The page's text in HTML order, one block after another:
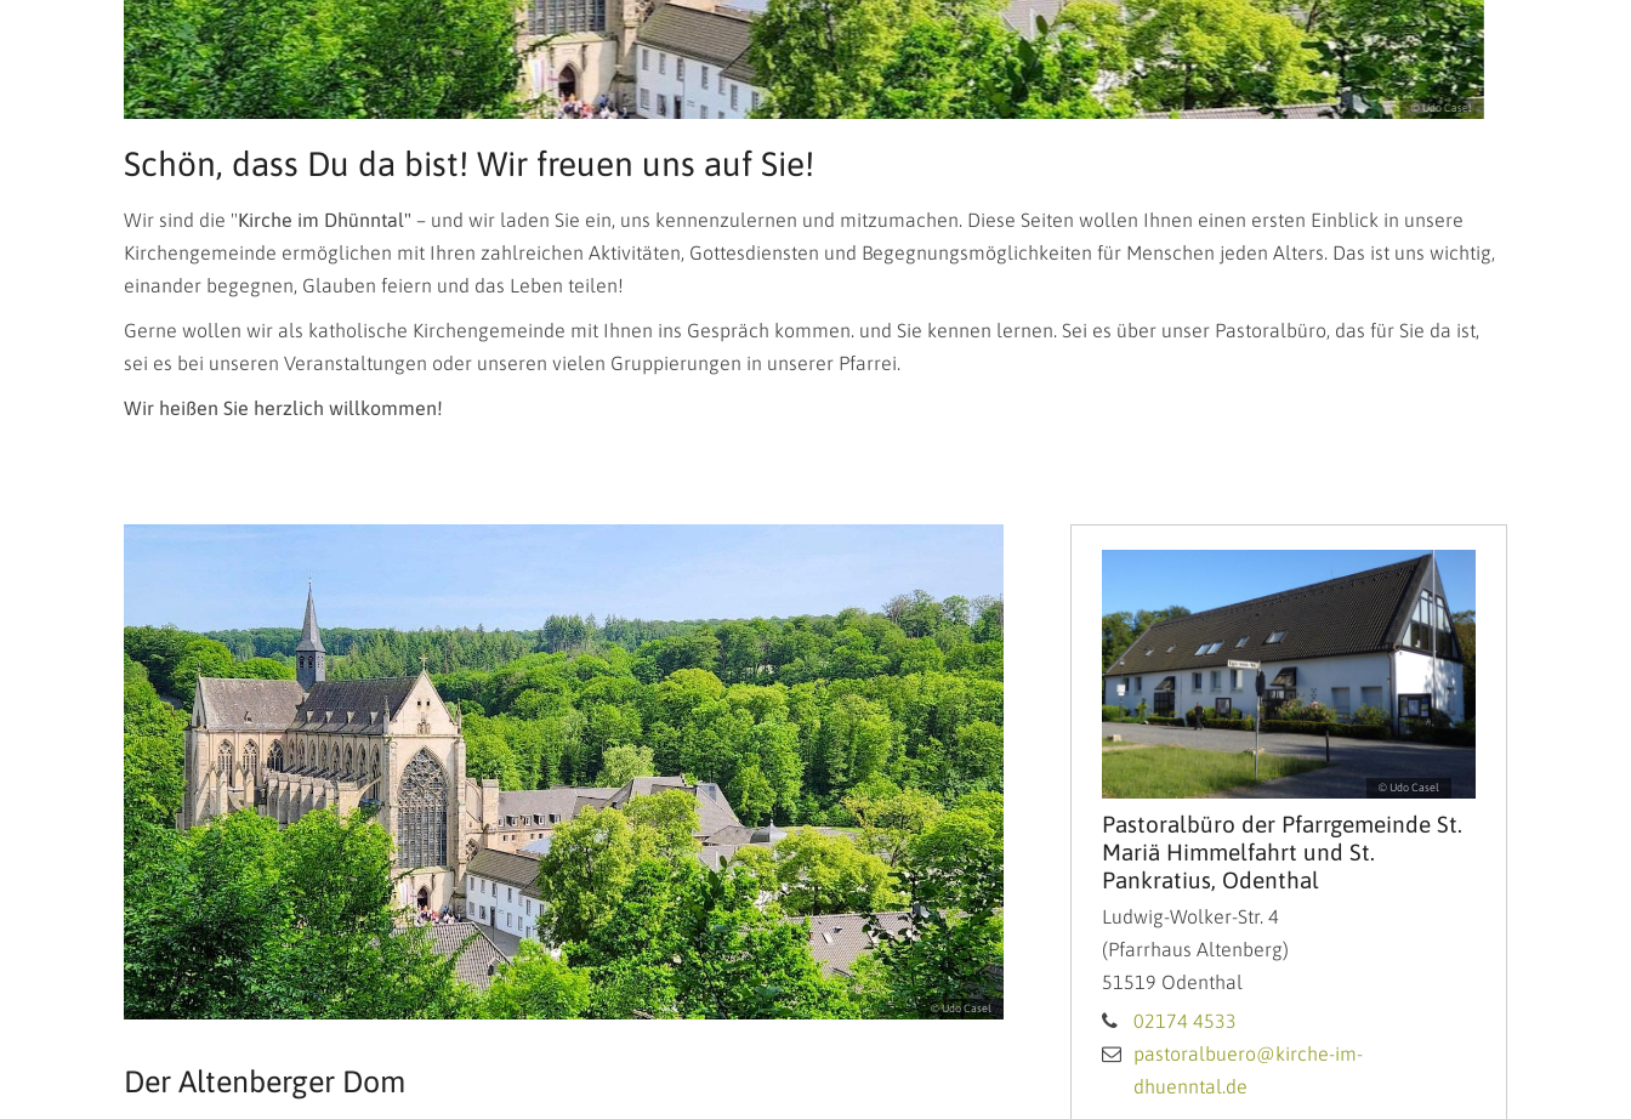
© Udo Casel
Schön, dass Du da bist! Wir freuen uns auf Sie!
Wir sind die "Kirche im Dhünntal" – und wir laden Sie ein, uns kennenzulernen und mitzumachen. Diese Seiten wollen Ihnen einen ersten Einblick in unsere
Kirchengemeinde ermöglichen mit Ihren zahlreichen Aktivitäten, Gottesdiensten und Begegnungsmöglichkeiten für Menschen jeden Alters. Das ist uns wichtig,
einander begegnen, Glauben feiern und das Leben teilen!
Gerne wollen wir als katholische Kirchengemeinde mit Ihnen ins Gespräch kommen. und Sie kennen lernen. Sei es über unser Pastoralbüro, das für Sie da ist,
sei es bei unseren Veranstaltungen oder unseren vielen Gruppierungen in unserer Pfarrei.
Wir heißen Sie herzlich willkommen!
© Udo Casel
Der Altenberger Dom
© Udo Casel
Pastoralbüro der Pfarrgemeinde St.
Mariä Himmelfahrt und St.
Pankratius, Odenthal
Ludwig-Wolker-Str. 4
(Pfarrhaus Altenberg)
51519 Odenthal
02174 4533
pastoralbuero@kirche-im-
dhuenntal.de